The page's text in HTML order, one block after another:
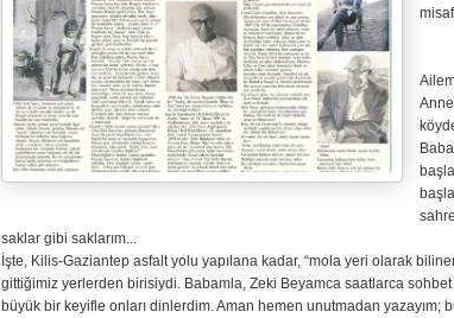
saklar gibi saklarım...
İşte, Kilis-Gaziantep asfalt yolu yapılana kadar, “mola yeri olarak
gittiğimiz yerlerden birisiydi. Babamla, Zeki Beyamca saatlarca
büyük bir keyifle onları dinlerdim. Aman hemen unutmadan